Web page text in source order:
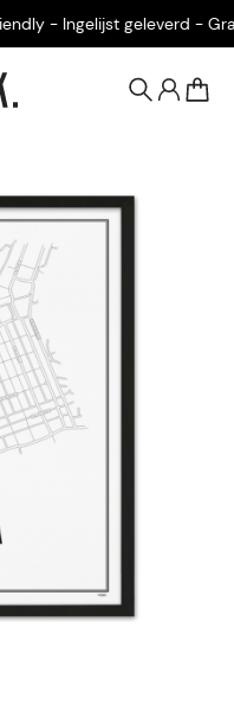
- Ingelijst geleverd -